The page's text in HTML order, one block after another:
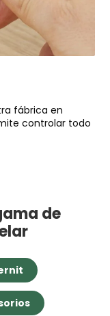
fábrica en
controlar todo
de